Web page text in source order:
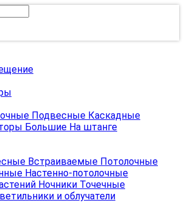
Подвесные Каскадные
Большие На штанге
Встраиваемые Потолочные
Настенно-потолочные
Ночники Точечные
и облучатели